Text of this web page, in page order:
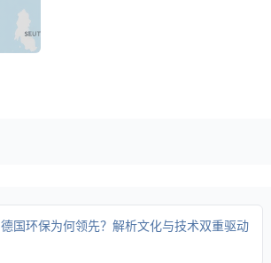
德国环保为何领先？解析文化与技术双重驱动